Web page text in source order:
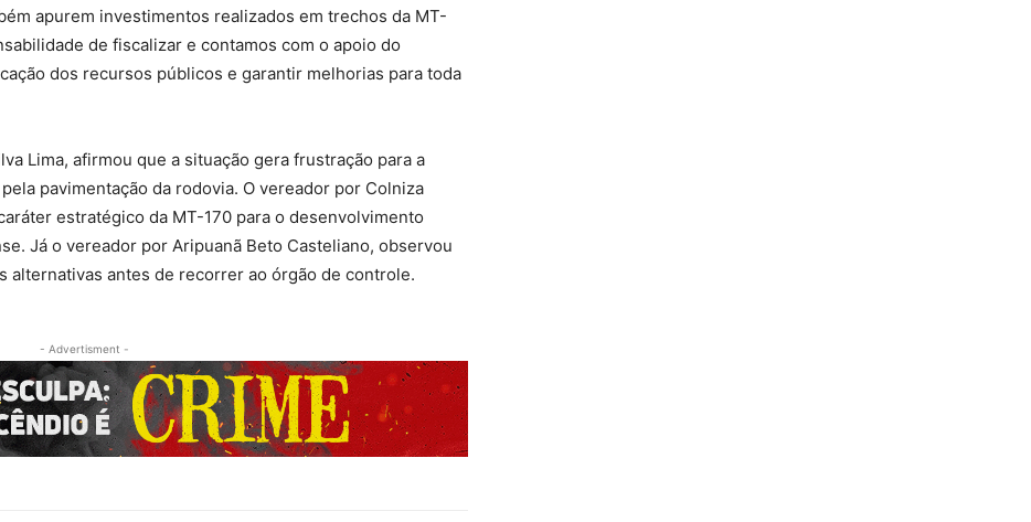
apurem investimentos realizados em trechos da MT-
de fiscalizar e contamos com o apoio do
dos recursos públicos e garantir melhorias para toda
Lima, afirmou que a situação gera frustração para a
pavimentação da rodovia. O vereador por Colniza
estratégico da MT-170 para o desenvolvimento
Já o vereador por Aripuanã Beto Casteliano, observou
alternativas antes de recorrer ao órgão de controle.
- Advertisment -